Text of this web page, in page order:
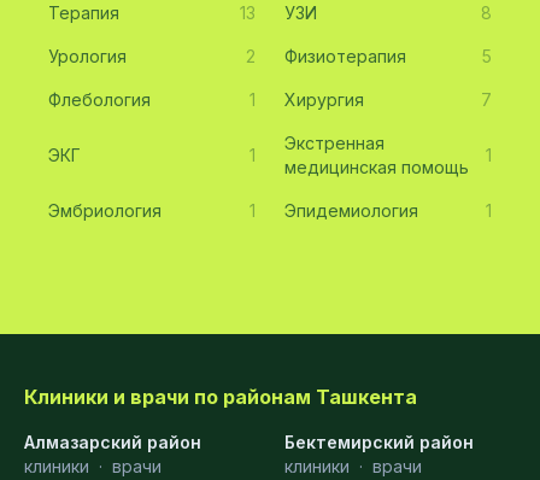
Терапия 13 УЗИ 8
Урология 2 Физиотерапия 5
Флебология 1 Хирургия 7
ЭКГ 1
Экстренная
медицинская помощь
1
Эмбриология 1 Эпидемиология 1
Клиники и врачи по районам Ташкента
Алмазарский район
клиники · врачи
Бектемирский район
клиники · врачи